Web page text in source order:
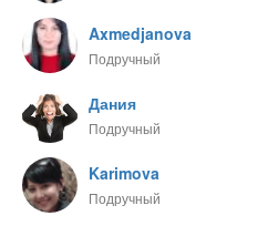
Axmedjanova
Подручный
Дания
Подручный
Karimova
Подручный